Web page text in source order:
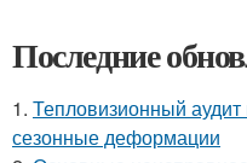
Последние
1. Тепловизионный аудит
сезонные деформации